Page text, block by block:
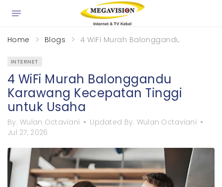
Home Blogs 4 WiFi Murah Balonggandu
INTERNET
4 WiFi Murah Balonggandu
Karawang Kecepatan Tinggi
untuk Usaha
By:Wulan Octaviani Updated By: Wulan Octaviani
Jul 27, 2026